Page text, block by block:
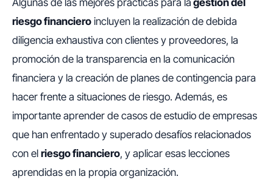
Algunas de las mejores prácticas para la gestión del
riesgo financiero incluyen la realización de debida
diligencia exhaustiva con clientes y proveedores, la
promoción de la transparencia en la comunicación
financiera y la creación de planes de contingencia para
hacer frente a situaciones de riesgo. Además, es
importante aprender de casos de estudio de empresas
que han enfrentado y superado desafíos relacionados
con el riesgo financiero, y aplicar esas lecciones
aprendidas en la propia organización.